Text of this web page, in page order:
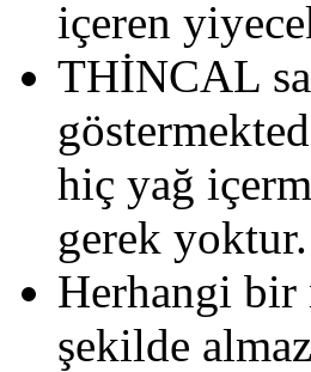
içeren
THİNCAL
hiç yağ
gerek yoktur.
Herhangi bir
şekilde